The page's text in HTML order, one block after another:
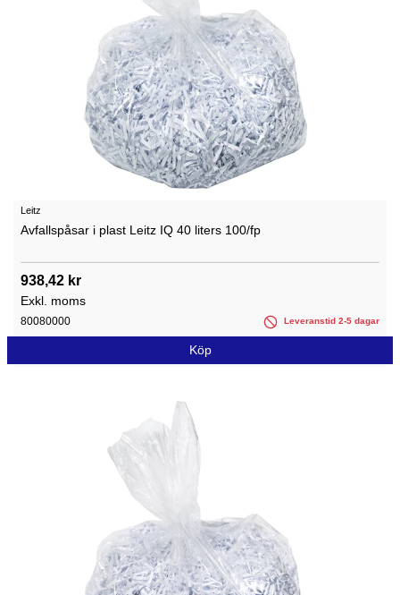
Leitz
Avfallspåsar i plast Leitz IQ 40 liters 100/fp
938,42 kr
Exkl. moms
80080000 Leveranstid 2-5 dagar
Köp